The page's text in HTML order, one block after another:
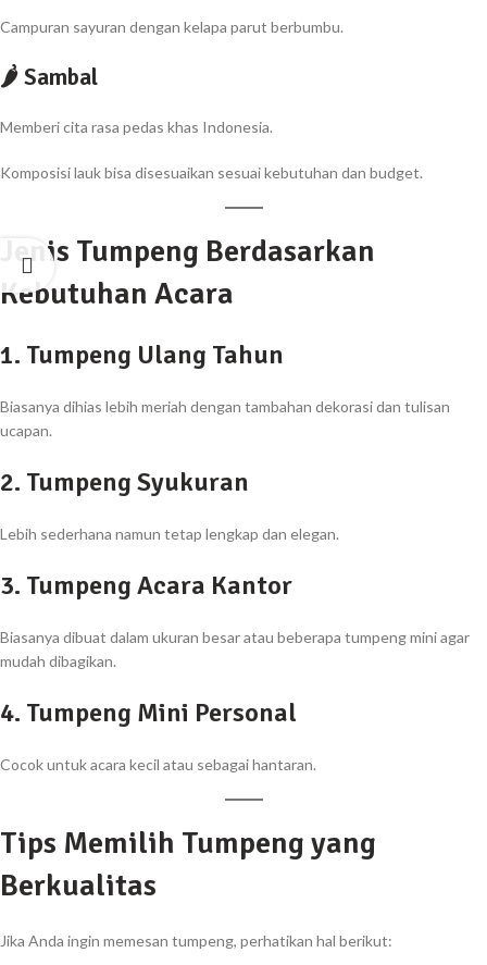
Campuran sayuran dengan kelapa parut berbumbu.
🌶 Sambal
Memberi cita rasa pedas khas Indonesia.
Komposisi lauk bisa disesuaikan sesuai kebutuhan dan budget.
Jenis Tumpeng Berdasarkan
Kebutuhan Acara
1. Tumpeng Ulang Tahun
Biasanya dihias lebih meriah dengan tambahan dekorasi dan tulisan
ucapan.
2. Tumpeng Syukuran
Lebih sederhana namun tetap lengkap dan elegan.
3. Tumpeng Acara Kantor
Biasanya dibuat dalam ukuran besar atau beberapa tumpeng mini agar
mudah dibagikan.
4. Tumpeng Mini Personal
Cocok untuk acara kecil atau sebagai hantaran.
Tips Memilih Tumpeng yang
Berkualitas
Jika Anda ingin memesan tumpeng, perhatikan hal berikut: